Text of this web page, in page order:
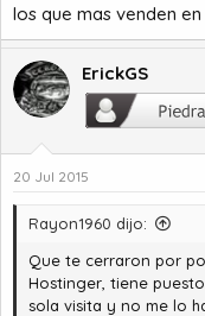
los que mas venden
ErickGS
20 Jul 2015
Rayon1960 dijo:
Que te cerraron por
Hostinger, tiene
sola visita y no me lo